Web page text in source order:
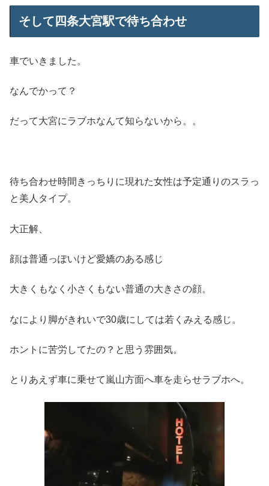
そして四条大宮駅で待ち合わせ
車でいきました。
なんでかって？
だって大宮にラブホなんて知らないから。。
待ち合わせ時間きっちりに現れた女性は予定通りのスラっ
と美人タイプ。
大正解、
顔は普通っぽいけど愛嬌のある感じ
大きくもなく小さくもない普通の大きさの顔。
なにより脚がきれいで30歳にしては若くみえる感じ。
ホントに苦労してたの？と思う雰囲気。
とりあえず車に乗せて嵐山方面へ車を走らせラブホへ。